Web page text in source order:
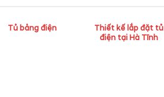
Tủ bảng điện
Thiết kế lắp đặt tủ
điện tại Hà Tĩnh